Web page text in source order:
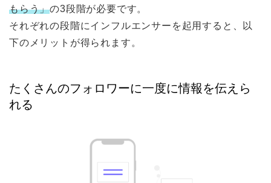
もらう」の3段階が必要です。
それぞれの段階にインフルエンサーを起用すると、以
下のメリットが得られます。
たくさんのフォロワーに一度に情報を伝えら
れる